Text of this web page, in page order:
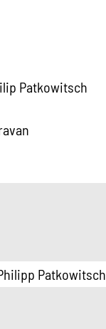
Patkowitsch
Patkowitsch